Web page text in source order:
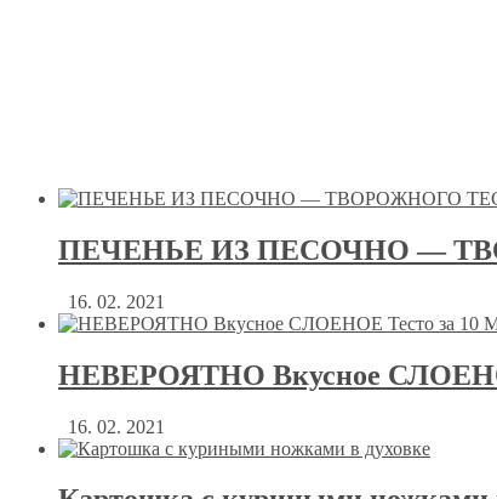
ПЕЧЕНЬЕ ИЗ ПЕСОЧНО —
16. 02. 2021
НЕВЕРОЯТНО Вкусное
16. 02. 2021